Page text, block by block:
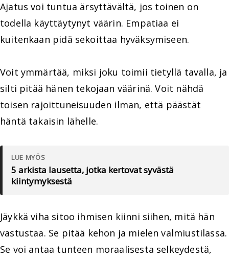
Ajatus voi tuntua ärsyttävältä, jos toinen on
todella käyttäytynyt väärin. Empatiaa ei
kuitenkaan pidä sekoittaa hyväksymiseen.
Voit ymmärtää, miksi joku toimii tietyllä tavalla, ja
silti pitää hänen tekojaan väärinä. Voit nähdä
toisen rajoittuneisuuden ilman, että päästät
häntä takaisin lähelle.
LUE MYÖS
5 arkista lausetta, jotka kertovat syvästä
kiintymyksestä
Jäykkä viha sitoo ihmisen kiinni siihen, mitä hän
vastustaa. Se pitää kehon ja mielen valmiustilassa.
Se voi antaa tunteen moraalisesta selkeydestä,